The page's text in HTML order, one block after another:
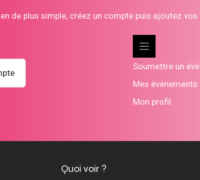
de plus simple, créez un compte puis ajoutez vos
Soumettre un
Mes événements
Mon profil
Quoi voir ?